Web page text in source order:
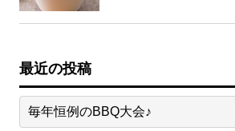
最近の投稿
毎年恒例のBBQ大会♪